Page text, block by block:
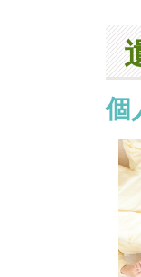
個